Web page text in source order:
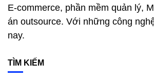
E-commerce, phần mềm quản lý,
án outsource. Với những công
nay.
TÌM KIẾM